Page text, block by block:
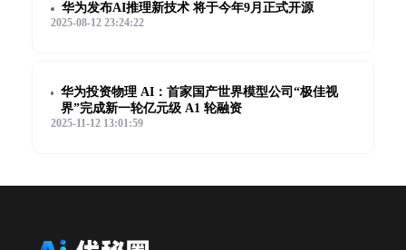
华为发布AI推理新技术 将于今年9月正式开源
2025-08-12 23:24:22
华为投资物理 AI：首家国产世界模型公司“极佳视
界”完成新一轮亿元级 A1 轮融资
2025-11-12 13:01:59